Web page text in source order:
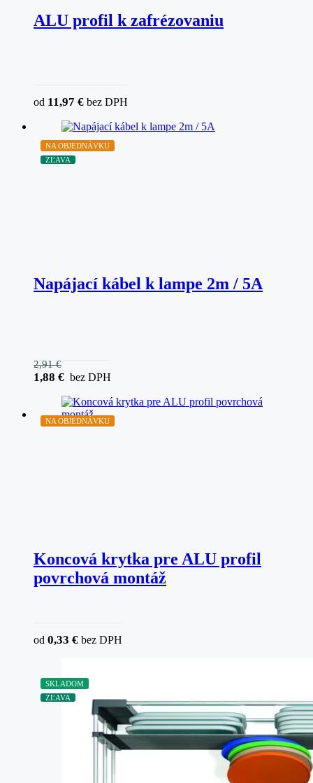
ALU profil k zafrézovaniu
od 11,97 € bez DPH
NA OBJEDNÁVKU
ZĽAVA
Napájací kábel k lampe 2m / 5A
2,91€
1,88 € bez DPH
NA OBJEDNÁVKU
Koncová krytka pre ALU profil
povrchová montáž
od 0,33 € bez DPH
SKLADOM
ZĽAVA